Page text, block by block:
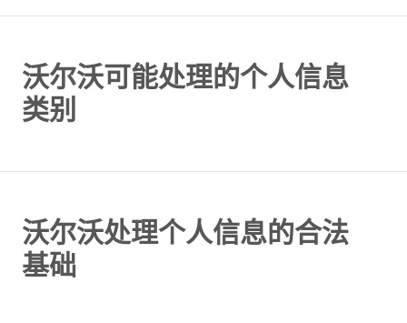
沃尔沃可能处理的个人信息
类别
沃尔沃处理个人信息的合法
基础